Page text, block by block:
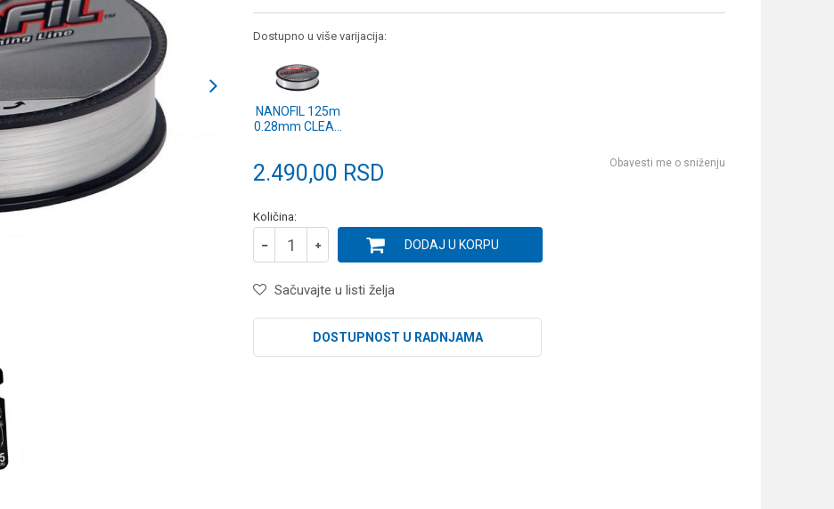
Dostupno u više varijacija:
NANOFIL 125m
0.28mm CLEAR
2.490,00 RSD Obavesti me o sniženju
Količina:
DODAJ U KORPU
Sačuvajte u listi želja
DOSTUPNOST U RADNJAMA